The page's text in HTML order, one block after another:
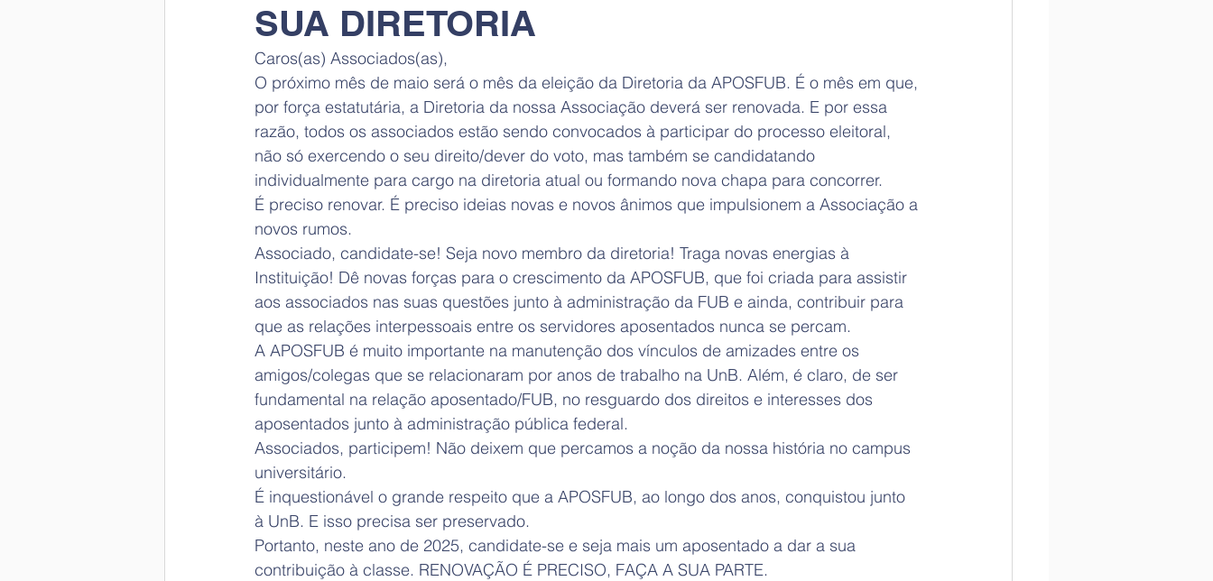
SUA DIRETORIA
Caros(as) Associados(as),
O próximo mês de maio será o mês da eleição da Diretoria da APOSFUB. É o mês em que,
por força estatutária, a Diretoria da nossa Associação deverá ser renovada. E por essa
razão, todos os associados estão sendo convocados à participar do processo eleitoral,
não só exercendo o seu direito/dever do voto, mas também se candidatando
individualmente para cargo na diretoria atual ou formando nova chapa para concorrer.
É preciso renovar. É preciso ideias novas e novos ânimos que impulsionem a Associação a
novos rumos.
Associado, candidate-se! Seja novo membro da diretoria! Traga novas energias à
Instituição! Dê novas forças para o crescimento da APOSFUB, que foi criada para assistir
aos associados nas suas questões junto à administração da FUB e ainda, contribuir para
que as relações interpessoais entre os servidores aposentados nunca se percam.
A APOSFUB é muito importante na manutenção dos vínculos de amizades entre os
amigos/colegas que se relacionaram por anos de trabalho na UnB. Além, é claro, de ser
fundamental na relação aposentado/FUB, no resguardo dos direitos e interesses dos
aposentados junto à administração pública federal.
Associados, participem! Não deixem que percamos a noção da nossa história no campus
universitário.
É inquestionável o grande respeito que a APOSFUB, ao longo dos anos, conquistou junto
à UnB. E isso precisa ser preservado.
Portanto, neste ano de 2025, candidate-se e seja mais um aposentado a dar a sua
contribuição à classe. RENOVAÇÃO É PRECISO, FAÇA A SUA PARTE.